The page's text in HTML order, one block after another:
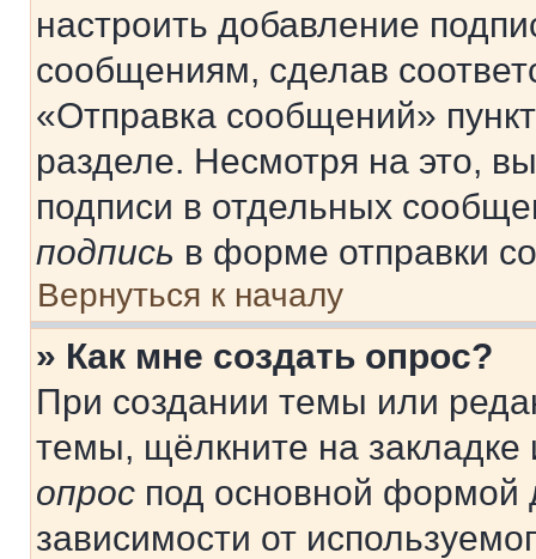
настроить добавление
сообщениям, сделав
«Отправка сообщений»
разделе. Несмотря на это,
подписи в отдельных
подпись в форме отправки
Вернуться к началу
» Как мне создать опрос?
При создании темы или
темы, щёлкните на
опрос под основной формой
зависимости от